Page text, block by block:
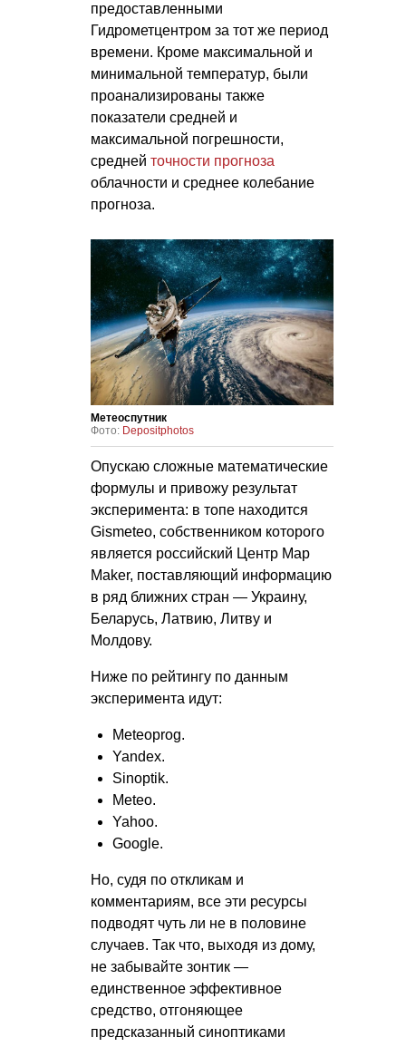
предоставленными
Гидрометцентром за тот же период
времени. Кроме максимальной и
минимальной температур, были
проанализированы также
показатели средней и
максимальной погрешности,
средней точности прогноза
облачности и среднее колебание
прогноза.
Метеоспутник
Фото: Depositphotos
Опускаю сложные математические
формулы и привожу результат
эксперимента: в топе находится
Gismeteo, собственником которого
является российский Центр Map
Maker, поставляющий информацию
в ряд ближних стран — Украину,
Беларусь, Латвию, Литву и
Молдову.
Ниже по рейтингу по данным
эксперимента идут:
Meteoprog.
Yandex.
Sinoptik.
Meteo.
Yahoo.
Google.
Но, судя по откликам и
комментариям, все эти ресурсы
подводят чуть ли не в половине
случаев. Так что, выходя из дому,
не забывайте зонтик —
единственное эффективное
средство, отгоняющее
предсказанный синоптиками